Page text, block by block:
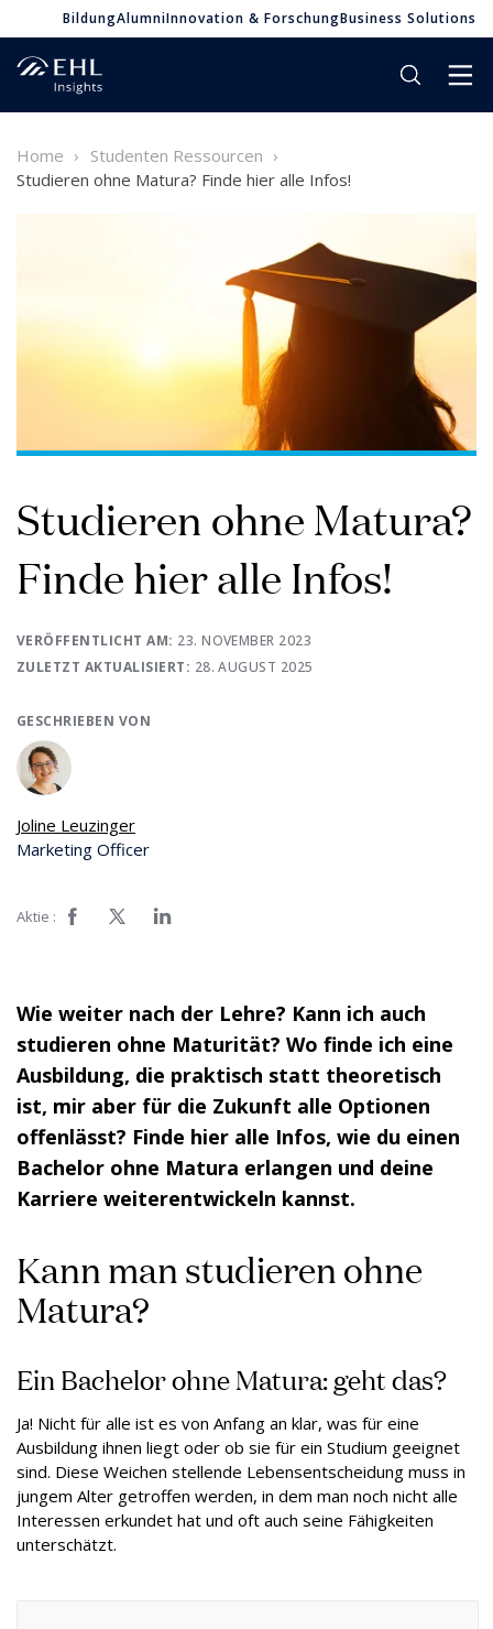
BildungAlumniInnovation & ForschungBusiness Solutions
Home
Studenten Ressourcen
Studieren ohne Matura? Finde hier alle Infos!
Studieren ohne Matura?
Finde hier alle Infos!
VERÖFFENTLICHT AM: 23. NOVEMBER 2023
ZULETZT AKTUALISIERT: 28. AUGUST 2025
GESCHRIEBEN VON
Joline Leuzinger
Marketing Officer
Aktie :
Wie weiter nach der Lehre? Kann ich auch
studieren ohne Maturität? Wo finde ich eine
Ausbildung, die praktisch statt theoretisch
ist, mir aber für die Zukunft alle Optionen
offenlässt? Finde hier alle Infos, wie du einen
Bachelor ohne Matura erlangen und deine
Karriere weiterentwickeln kannst.
Kann man studieren ohne
Matura?
Ein Bachelor ohne Matura: geht das?
Ja! Nicht für alle ist es von Anfang an klar, was für eine
Ausbildung ihnen liegt oder ob sie für ein Studium geeignet
sind. Diese Weichen stellende Lebensentscheidung muss in
jungem Alter getroffen werden, in dem man noch nicht alle
Interessen erkundet hat und oft auch seine Fähigkeiten
unterschätzt.